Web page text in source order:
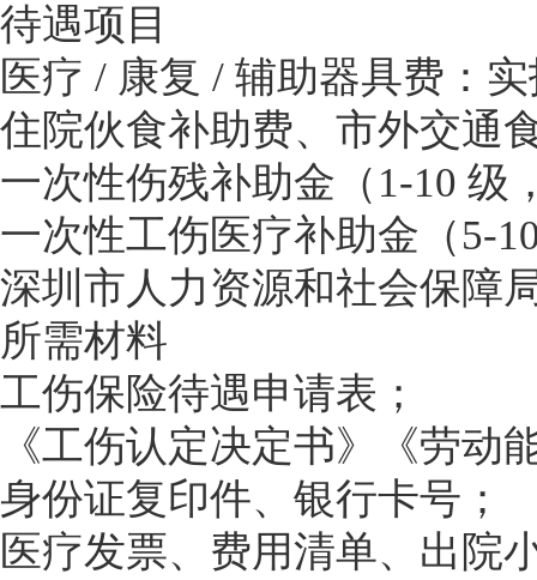
待遇项目
医疗 / 康复 / 辅助器具费：
住院伙食补助费、市外交通
一次性伤残补助金（1-10 级
一次性工伤医疗补助金（5-
深圳市人力资源和社会保障
所需材料
工伤保险待遇申请表；
《工伤认定决定书》《劳动
身份证复印件、银行卡号；
医疗发票、费用清单、出院